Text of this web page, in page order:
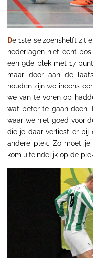
De 1ste seizoenshelft zit
nederlagen niet echt
een 9de plek met 17
maar door aan de
houden zijn we ineens
we van te voren op
wat beter te gaan doen.
waar we niet goed voor
die je daar verliest er bij
andere plek. Zo moet je
kom uiteindelijk op de